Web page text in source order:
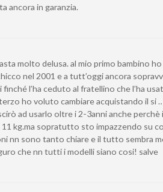
ancora in garanzia.
molto delusa. al mio primo bambino ho
nel 2001 e a tutt’oggi ancora
l’ha ceduto al fratellino che l’ha
ho voluto cambiare acquistando il si
ad usarlo oltre i 2-3anni anche perchè
11 kg.ma sopratutto sto impazzendo su
nn sono tanto chiare e il tutto sembra
che nn tutti i modelli siano cosi! salve